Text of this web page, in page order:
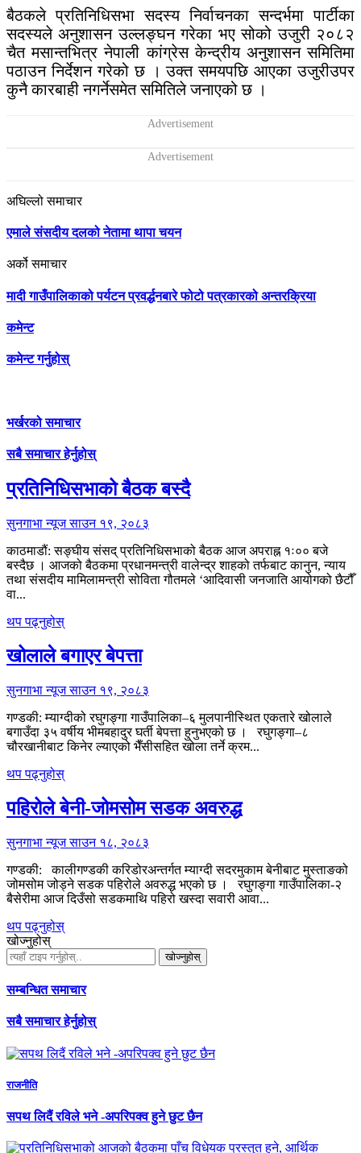
बैठकले प्रतिनिधिसभा सदस्य निर्वाचनका सन्दर्भमा पार्टीका
सदस्यले अनुशासन उल्लङ्घन गरेका भए सोको उजुरी २०८२
चैत मसान्तभित्र नेपाली कांग्रेस केन्द्रीय अनुशासन समितिमा
पठाउन निर्देशन गरेको छ । उक्त समयपछि आएका उजुरीउपर
कुनै कारबाही नगर्नेसमेत समितिले जनाएको छ ।
अघिल्लो समाचार
एमाले संसदीय दलको नेतामा थापा चयन
अर्को समाचार
मादी गाउँपालिकाको पर्यटन प्रवर्द्धनबारे फोटो पत्रकारको अन्तरक्रिया
कमेन्ट
कमेन्ट गर्नुहोस्
भर्खरको समाचार
सबै समाचार हेर्नुहोस्
प्रतिनिधिसभाको बैठक बस्दै
सुनगाभा न्यूज साउन १९, २०८३
काठमाडौं: सङ्घीय संसद् प्रतिनिधिसभाको बैठक आज अपराह्न १ः०० बजे
बस्दैछ । आजको बैठकमा प्रधानमन्त्री वालेन्द्र शाहको तर्फबाट कानुन, न्याय
तथा संसदीय मामिलामन्त्री सोविता गौतमले ‘आदिवासी जनजाति आयोगको छैटौँ
वा...
थप पढ्नुहोस्
खोलाले बगाएर बेपत्ता
सुनगाभा न्यूज साउन १९, २०८३
गण्डकी: म्याग्दीको रघुगङ्गा गाउँपालिका–६ मुलपानीस्थित एकतारे खोलाले
बगाउँदा ३५ वर्षीय भीमबहादुर घर्ती बेपत्ता हुनुभएको छ । रघुगङ्गा–८
चौरखानीबाट किनेर ल्याएको भैँसीसहित खोला तर्ने क्रम...
थप पढ्नुहोस्
पहिरोले बेनी-जोमसोम सडक अवरुद्ध
सुनगाभा न्यूज साउन १८, २०८३
गण्डकी: कालीगण्डकी करिडोरअन्तर्गत म्याग्दी सदरमुकाम बेनीबाट मुस्ताङको
जोमसोम जोड्ने सडक पहिरोले अवरुद्ध भएको छ । रघुगङ्गा गाउँपालिका-२
बैसेरीमा आज दिउँसो सडकमाथि पहिरो खस्दा सवारी आवा...
थप पढ्नुहोस्
खोज्नुहोस्
खोज्नुहोस्
सम्बन्धित समाचार
सबै समाचार हेर्नुहोस्
राजनीति
सपथ लिदैं रविले भने -अपरिपक्व हुने छुट छैन